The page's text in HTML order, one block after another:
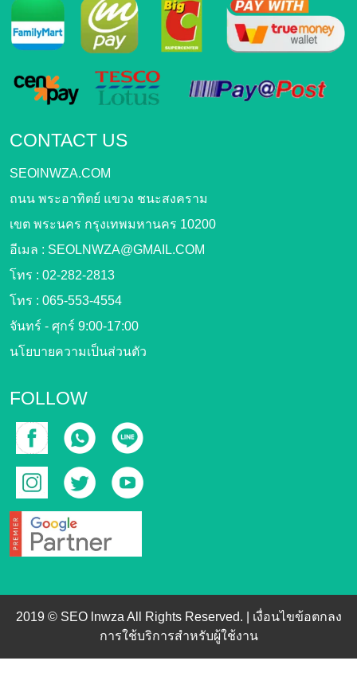
CONTACT US
SEOlNWZA.COM
ถนน พระอาทิตย์ แขวง ชนะสงคราม
เขต พระนคร กรุงเทพมหานคร 10200
อีเมล : SEOLNWZA@GMAIL.COM
โทร : 02-282-2813
โทร : 065-553-4554
จันทร์ - ศุกร์ 9:00-17:00
นโยบายความเป็นส่วนตัว
FOLLOW
2019 © SEO lnwza All Rights Reserved. | เงื่อนไขข้อตกลง
การใช้บริการสำหรับผู้ใช้งาน